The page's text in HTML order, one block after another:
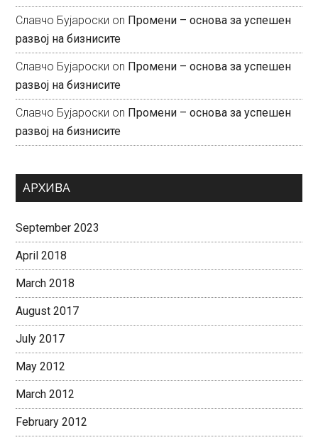
Славчо Бујароски on Промени – основа за успешен
развој на бизнисите
Славчо Бујароски on Промени – основа за успешен
развој на бизнисите
Славчо Бујароски on Промени – основа за успешен
развој на бизнисите
АРХИВА
September 2023
April 2018
March 2018
August 2017
July 2017
May 2012
March 2012
February 2012